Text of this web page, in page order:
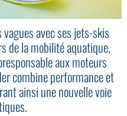
avec ses jets-skis
de la mobilité aquatique,
aux moteurs
combine performance et
ainsi une nouvelle voie